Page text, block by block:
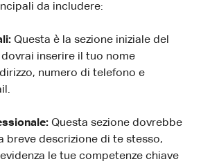
da includere:
Questa è la sezione iniziale del
inserire il tuo nome
numero di telefono e
Questa sezione dovrebbe
breve descrizione di te stesso,
le tue competenze chiave